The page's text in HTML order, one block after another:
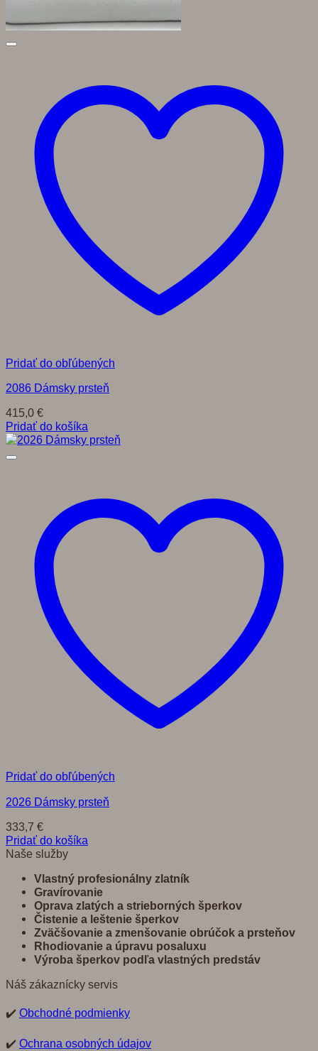
Pridať do obľúbených
2086 Dámsky prsteň
415,0 €
Pridať do košíka
Pridať do obľúbených
2026 Dámsky prsteň
333,7 €
Pridať do košíka
Naše služby
Vlastný profesionálny zlatník
Gravírovanie
Oprava zlatých a strieborných šperkov
Čistenie a leštenie šperkov
Zväčšovanie a zmenšovanie obrúčok a prsteňov
Rhodiovanie a úpravu posaluxu
Výroba šperkov podľa vlastných predstáv
Náš zákaznícky servis
✔️ Obchodné podmienky
✔️ Ochrana osobných údajov